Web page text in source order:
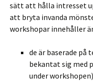
sätt att hålla intresset
att bryta invanda
workshopar innehåller
de är baserade
bekantat sig med
under workshopen)